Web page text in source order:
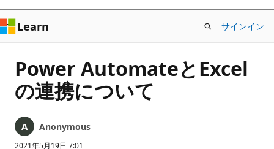
キ
ッ
プ
Learn サインイン
Power AutomateとExcel
の連携について
Anonymous
2021年5月19日 7:01